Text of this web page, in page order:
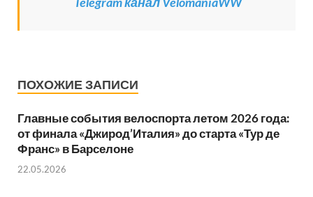
ПОХОЖИЕ ЗАПИСИ
Главные события велоспорта летом 2026 года:
от финала «Джирод’Италия» до старта «Тур де
Франс» в Барселоне
22.05.2026